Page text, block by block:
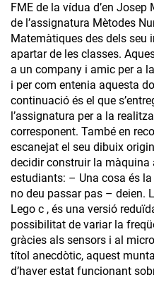
FME de la vídua d’en
de l’assignatura Mètodes
Matemàtiques des dels seu
apartar de les classes.
a un company i amic per a
i per com entenia aquesta
continuació és el que
l’assignatura per a la
corresponent. També en
escanejat el seu dibuix
decidir construir la
estudiants: – Una cosa és
no deu passar pas – deien.
Lego c , és una versió
possibilitat de variar la
gràcies als sensors i al
títol anecdòtic, aquest
d’haver estat funcionant